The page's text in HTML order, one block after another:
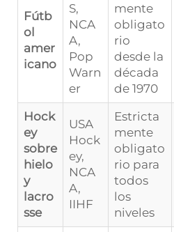
Fútb
ol
amer
icano
S,
NCA
A,
Pop
Warn
er
mente
obligato
rio
desde la
década
de 1970
Hock
ey
sobre
hielo
y
lacro
sse
USA
Hock
ey,
NCA
A,
IIHF
Estricta
mente
obligato
rio para
todos
los
niveles